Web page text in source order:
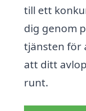
till ett
dig genom
tjänsten för
att ditt
runt.